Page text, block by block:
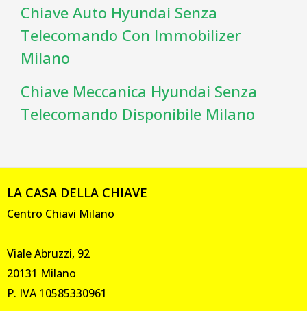
Chiave Auto Hyundai Senza
Telecomando Con Immobilizer
Milano
Chiave Meccanica Hyundai Senza
Telecomando Disponibile Milano
LA CASA DELLA CHIAVE
Centro Chiavi Milano
Viale Abruzzi, 92
20131 Milano
P. IVA 10585330961